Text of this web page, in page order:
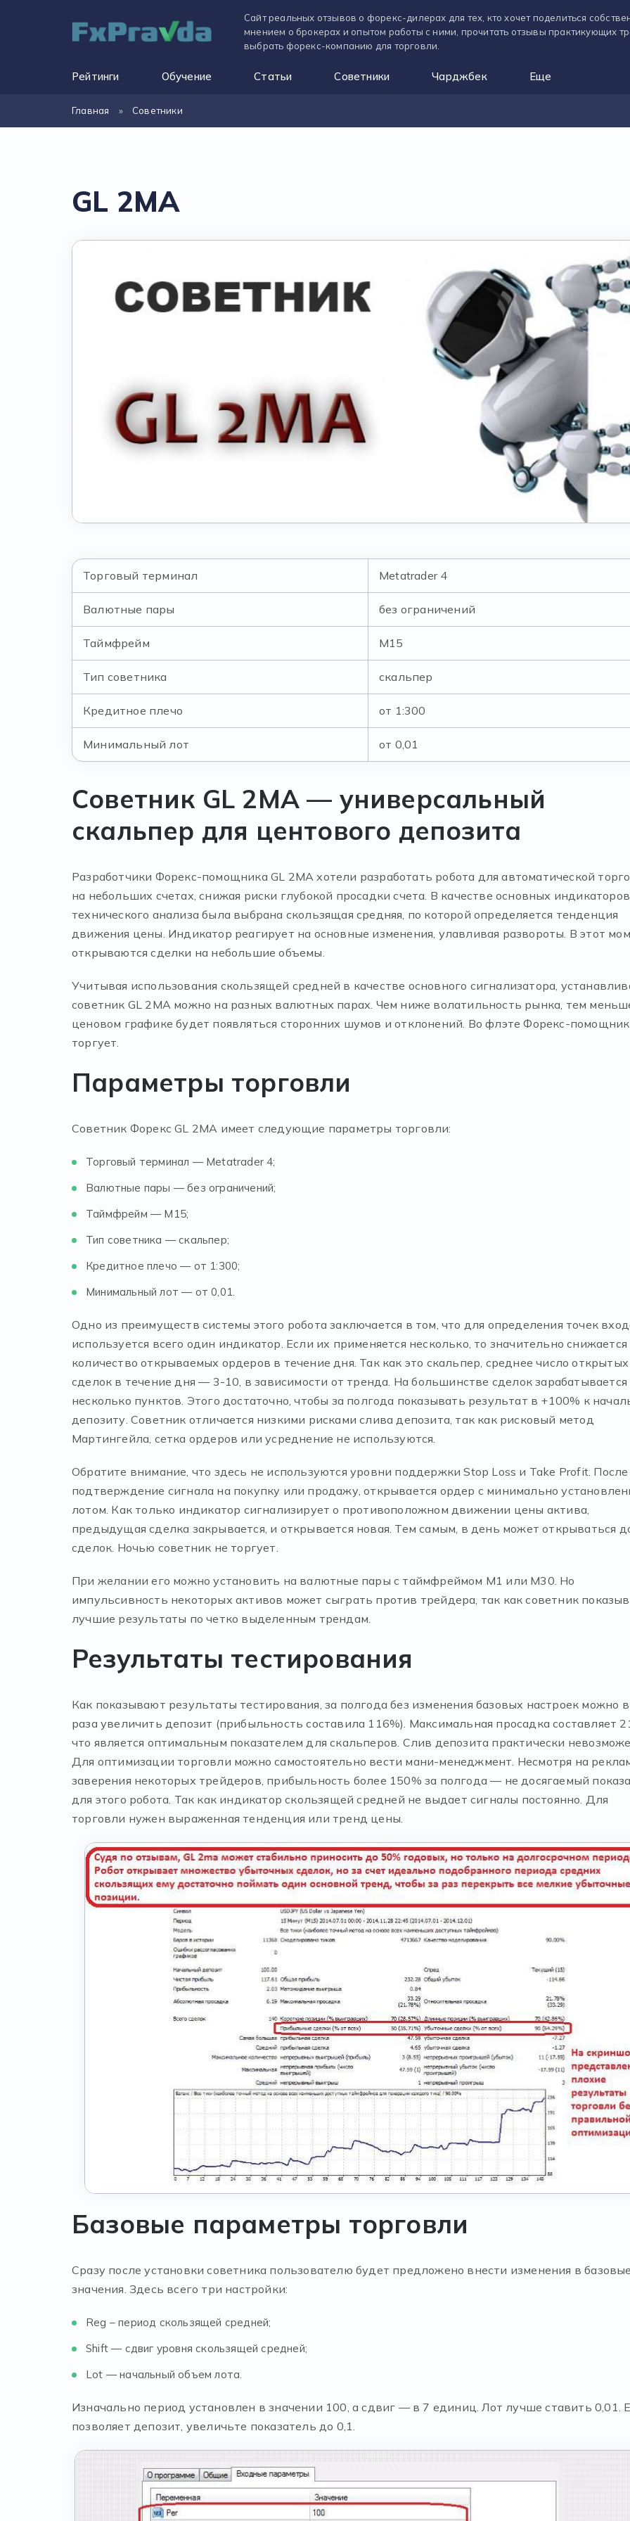
Сайт реальных отзывов о форекс-дилерах для тех, кто хочет поделиться
мнением о брокерах и опытом работы с ними, прочитать отзывы практикующих
выбрать форекс-компанию для торговли.
Рейтинги Обучение Статьи Советники Чарджбек Еще
Главная » Советники
GL 2MA
Торговый терминал Metatrader 4
Валютные пары без ограничений
Таймфрейм М15
Тип советника скальпер
Кредитное плечо от 1:300
Минимальный лот от 0,01
Советник GL 2MA — универсальный
скальпер для центового депозита
Разработчики Форекс-помощника GL 2MA хотели разработать робота для автоматической
на небольших счетах, снижая риски глубокой просадки счета. В качестве основных
технического анализа была выбрана скользящая средняя, по которой определяется тенденция
движения цены. Индикатор реагирует на основные изменения, улавливая развороты. В этот
открываются сделки на небольшие объемы.
Учитывая использования скользящей средней в качестве основного сигнализатора,
советник GL 2MA можно на разных валютных парах. Чем ниже волатильность рынка, тем
ценовом графике будет появляться сторонних шумов и отклонений. Во флэте Форекс-
торгует.
Параметры торговли
Советник Форекс GL 2MA имеет следующие параметры торговли:
Торговый терминал — Metatrader 4;
Валютные пары — без ограничений;
Таймфрейм — М15;
Тип советника — скальпер;
Кредитное плечо — от 1:300;
Минимальный лот — от 0,01.
Одно из преимуществ системы этого робота заключается в том, что для определения точек
используется всего один индикатор. Если их применяется несколько, то значительно снижается
количество открываемых ордеров в течение дня. Так как это скальпер, среднее число открытых
сделок в течение дня — 3-10, в зависимости от тренда. На большинстве сделок зарабатывается
несколько пунктов. Этого достаточно, чтобы за полгода показывать результат в +100% к
депозиту. Советник отличается низкими рисками слива депозита, так как рисковый метод
Мартингейла, сетка ордеров или усреднение не используются.
Обратите внимание, что здесь не используются уровни поддержки Stop Loss и Take Profit. После
подтверждение сигнала на покупку или продажу, открывается ордер с минимально
лотом. Как только индикатор сигнализирует о противоположном движении цены актива,
предыдущая сделка закрывается, и открывается новая. Тем самым, в день может открываться
сделок. Ночью советник не торгует.
При желании его можно установить на валютные пары с таймфреймом М1 или М30. Но
импульсивность некоторых активов может сыграть против трейдера, так как советник
лучшие результаты по четко выделенным трендам.
Результаты тестирования
Как показывают результаты тестирования, за полгода без изменения базовых настроек можно
раза увеличить депозит (прибыльность составила 116%). Максимальная просадка составляет
что является оптимальным показателем для скальперов. Слив депозита практически
Для оптимизации торговли можно самостоятельно вести мани-менеджмент. Несмотря на
заверения некоторых трейдеров, прибыльность более 150% за полгода — не досягаемый
для этого робота. Так как индикатор скользящей средней не выдает сигналы постоянно. Для
торговли нужен выраженная тенденция или тренд цены.
Базовые параметры торговли
Сразу после установки советника пользователю будет предложено внести изменения в
значения. Здесь всего три настройки:
Reg – период скользящей средней;
Shift — сдвиг уровня скользящей средней;
Lot — начальный объем лота.
Изначально период установлен в значении 100, а сдвиг — в 7 единиц. Лот лучше ставить 0,01.
позволяет депозит, увеличьте показатель до 0,1.